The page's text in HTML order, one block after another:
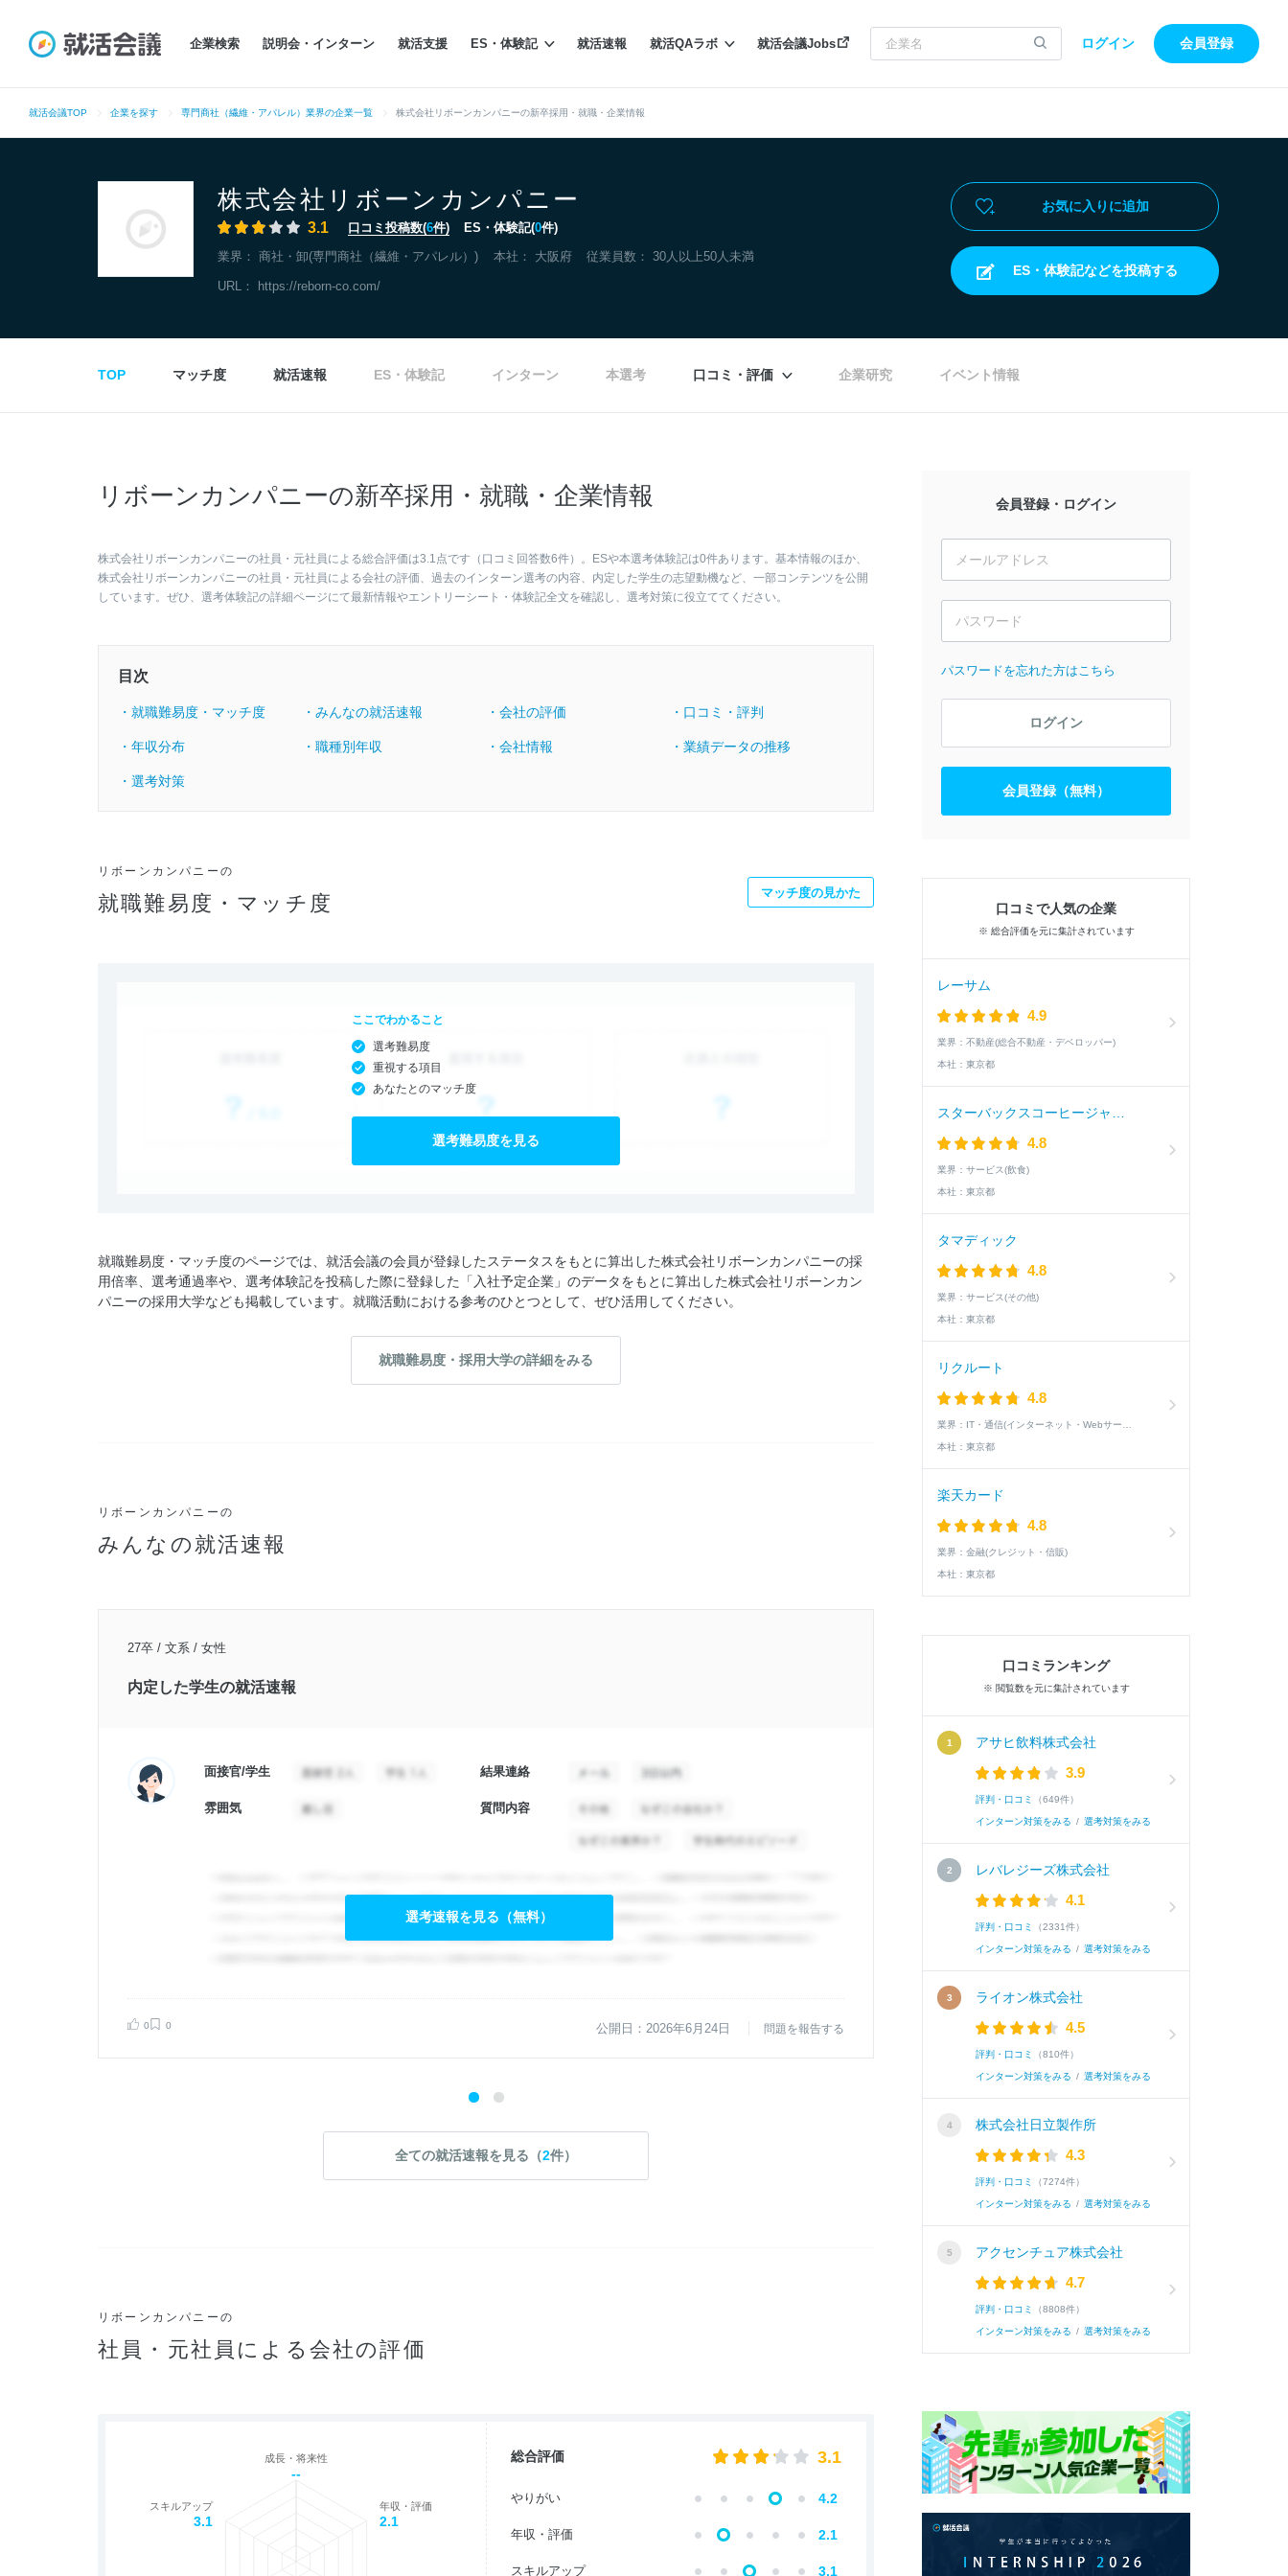
企業検索 説明会・インターン 就活支援 ES・体験記 就活速報 就活QAラボ 就活会議Jobs ログイン 会員登録
就活会議TOP 企業を探す 専門商社（繊維・アパレル）業界の企業一覧 株式会社リボーンカンパニーの新卒採用・就職・企業情報
株式会社リボーンカンパニー
3.1 口コミ投稿数(6件) ES・体験記(0件)
業界： 商社・卸(専門商社（繊維・アパレル）) 本社： 大阪府 従業員数： 30人以上50人未満
URL： https://reborn-co.com/
お気に入りに追加
ES・体験記などを投稿する
TOP マッチ度 就活速報 ES・体験記 インターン 本選考 口コミ・評価 企業研究 イベント情報
リボーンカンパニーの新卒採用・就職・企業情報
株式会社リボーンカンパニーの社員・元社員による総合評価は3.1点です（口コミ回答数6件）。ESや本選考体験記は0件あります。基本情報のほか、
株式会社リボーンカンパニーの社員・元社員による会社の評価、過去のインターン選考の内容、内定した学生の志望動機など、一部コンテンツを公開
しています。ぜひ、選考体験記の詳細ページにて最新情報やエントリーシート・体験記全文を確認し、選考対策に役立ててください。
目次
・就職難易度・マッチ度 ・みんなの就活速報 ・会社の評価 ・口コミ・評判
・年収分布 ・職種別年収 ・会社情報 ・業績データの推移
・選考対策
リボーンカンパニーの
就職難易度・マッチ度 マッチ度の見かた
ここでわかること
選考難易度
重視する項目
あなたとのマッチ度
選考難易度を見る
就職難易度・マッチ度のページでは、就活会議の会員が登録したステータスをもとに算出した株式会社リボーンカンパニーの採
用倍率、選考通過率や、選考体験記を投稿した際に登録した「入社予定企業」のデータをもとに算出した株式会社リボーンカン
パニーの採用大学なども掲載しています。就職活動における参考のひとつとして、ぜひ活用してください。
就職難易度・採用大学の詳細をみる
リボーンカンパニーの
みんなの就活速報
27卒 / 文系 / 女性
内定した学生の就活速報
面接官/学生 結果連絡
雰囲気 質問内容
選考速報を見る（無料）
0 0 公開日：2026年6月24日 問題を報告する
1次面接通過した学生の就活速報
面接官/学生
雰囲気
0
全ての就活速報を見る（2件）
リボーンカンパニーの
社員・元社員による会社の評価
成長・将来性
--
年収・評価
2.1
スキルアップ
3.1
総合評価 3.1
やりがい 4.2
年収・評価 2.1
スキルアップ 3.1
会員登録・ログイン
パスワードを忘れた方はこちら
ログイン
会員登録（無料）
口コミで人気の企業
※ 総合評価を元に集計されています
レーサム
4.9
業界： 不動産(総合不動産・デベロッパー)
本社： 東京都
4.8
業界： サービス(飲食)
本社： 東京都
タマディック
4.8
業界： サービス(その他)
本社： 東京都
リクルート
4.8
業界：
本社： 東京都
楽天カード
4.8
業界： 金融(クレジット・信販)
本社： 東京都
口コミランキング
※ 閲覧数を元に集計されています
アサヒ飲料株式会社
3.9
評判・口コミ （649件）
インターン対策をみる / 選考対策をみる
レバレジーズ株式会社
4.1
評判・口コミ （2331件）
インターン対策をみる / 選考対策をみる
ライオン株式会社
4.5
評判・口コミ （810件）
インターン対策をみる / 選考対策をみる
株式会社日立製作所
4.3
評判・口コミ （7274件）
インターン対策をみる / 選考対策をみる
アクセンチュア株式会社
4.7
評判・口コミ （8808件）
インターン対策をみる / 選考対策をみる